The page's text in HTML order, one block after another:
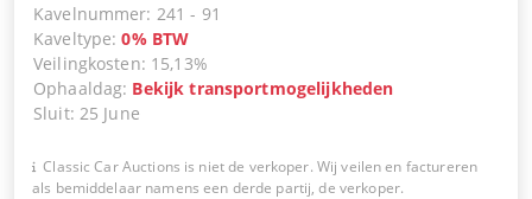
Kavelnummer: 241 - 91
Kaveltype:0% BTW
Veilingkosten: 15,13%
Ophaaldag: Bekijk transportmogelijkheden
Sluit: 25 June
Classic Car Auctions is niet de verkoper. Wij veilen en factureren
als bemiddelaar namens een derde partij, de verkoper.